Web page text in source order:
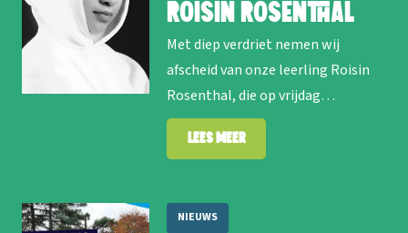
Roisin Rosenthal
Met diep verdriet nemen wij
afscheid van onze leerling Roisin
Rosenthal, die op vrijdag…
Lees meer
NIEUWS